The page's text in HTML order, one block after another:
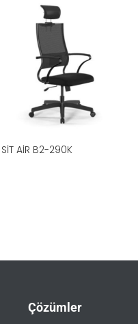
SIT AIR B2-290K
Çözümler